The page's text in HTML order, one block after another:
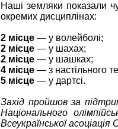
Наші земляки показали
окремих дисциплінах:
2 місце — у волейболі;
2 місце — у шахах;
2 місце — у шашках;
4 місце — з настільного
5 місце — у дартсі.
Захід пройшов за
Національного
Всеукраїнської асоціація